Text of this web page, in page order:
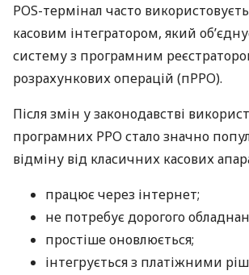
POS-термінал часто
касовим інтегратором, який
систему з програмним
розрахункових операцій (пРРО).
Після змін у законодавстві
програмних РРО стало значно
відміну від класичних касових
працює через інтернет;
не потребує дорогого
простіше оновлюється;
інтегрується з платіжними